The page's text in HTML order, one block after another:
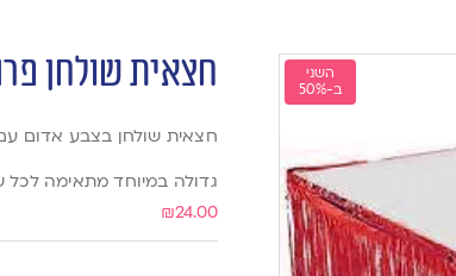
השני
ב-50%
חצאית שולחן
חצאית שולחן בצבע אדום עם
גדולה במיוחד מתאימה לכל
₪24.00